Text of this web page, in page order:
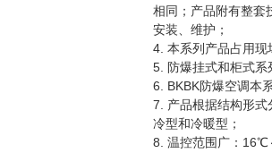
相同；产品附有整套
安装、维护；
4. 本系列产品占用现
5. 防爆挂式和柜式系
6. BKBK防爆空调本
7. 产品根据结构形式
冷型和冷暖型；
8. 温控范围广：16℃